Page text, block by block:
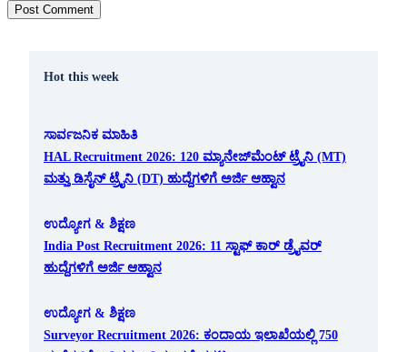
Hot this week
ಸಾರ್ವಜನಿಕ ಮಾಹಿತಿ
HAL Recruitment 2026: 120 ಮ್ಯಾನೇಜ್‌ಮೆಂಟ್ ಟ್ರೈನಿ (MT)
ಮತ್ತು ಡಿಸೈನ್ ಟ್ರೈನಿ (DT) ಹುದ್ದೆಗಳಿಗೆ ಅರ್ಜಿ ಆಹ್ವಾನ
ಉದ್ಯೋಗ & ಶಿಕ್ಷಣ
India Post Recruitment 2026: 11 ಸ್ಟಾಫ್ ಕಾರ್ ಡ್ರೈವರ್
ಹುದ್ದೆಗಳಿಗೆ ಅರ್ಜಿ ಆಹ್ವಾನ
ಉದ್ಯೋಗ & ಶಿಕ್ಷಣ
Surveyor Recruitment 2026: ಕಂದಾಯ ಇಲಾಖೆಯಲ್ಲಿ 750